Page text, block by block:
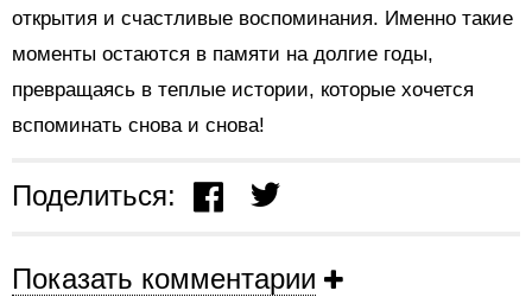
открытия и счастливые воспоминания. Именно такие
моменты остаются в памяти на долгие годы,
превращаясь в теплые истории, которые хочется
вспоминать снова и снова!
Поделиться:
Показать комментарии